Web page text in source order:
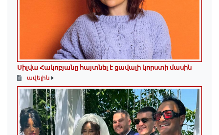
Սիլվա Հակոբյանը հայտնել է ցավալի կորստի մասին
ավելին